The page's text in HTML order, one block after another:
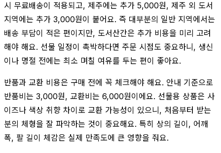
시 무료배송이 적용되고, 제주에는 추가 5,000원, 제주 외 도서
지역에는 추가 3,000원이 붙어요. 즉 대부분의 일반 지역에서는
배송 부담이 적은 편이지만, 도서산간은 추가 비용을 미리 고려
해야 해요. 선물 일정이 촉박하다면 주문 시점도 중요하니, 생신
이나 명절 전에는 최소 며칠 여유를 두는 편이 좋아요.
반품과 교환 비용은 구매 전에 꼭 체크해야 해요. 안내 기준으로
반품비는 3,000원, 교환비는 6,000원이에요. 선물용 상품은 사
이즈나 색상 취향 차이로 교환 가능성이 있으니, 처음부터 받는
분의 체형을 잘 파악하는 것이 중요해요. 특히 상의 길이, 어깨
폭, 팔 길이 체감은 실제 만족도에 큰 영향을 줘요.